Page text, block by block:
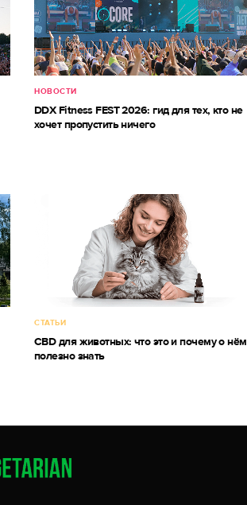
НОВОСТИ
DDX Fitness FEST 2026: гид для тех, кто не
хочет пропустить ничего
СТАТЬИ
CBD для животных: что это и почему о нём
полезно знать